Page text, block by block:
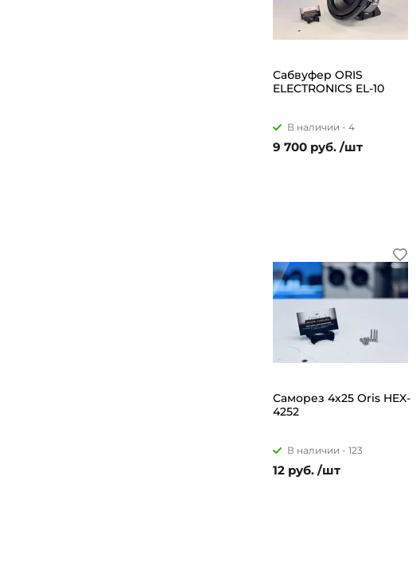
Сабвуфер ORIS
ELECTRONICS EL-10
В наличии - 4
9 700 руб. /шт
Саморез 4х25 Oris HEX-
4252
В наличии - 123
12 руб. /шт